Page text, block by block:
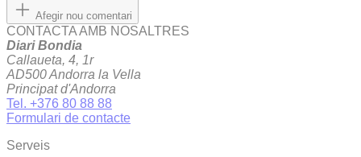
Afegir nou comentari
CONTACTA AMB NOSALTRES
Diari Bondia
Callaueta, 4, 1r
AD500 Andorra la Vella
Principat d'Andorra
Tel. +376 80 88 88
Formulari de contacte
Serveis